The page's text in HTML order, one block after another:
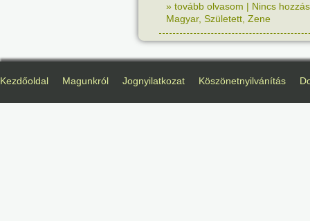
» tovább olvasom | Nincs
Magyar, Született Zene
Kezdőoldal Magunkról Jognyilatkozat Köszönetnyilvánítás